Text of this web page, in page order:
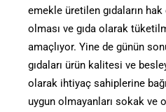
emekle üretilen gıdaların
olması ve gıda olarak
amaçlıyor. Yine de günün
gıdaları ürün kalitesi ve
olarak ihtiyaç sahiplerine
uygun olmayanları sokak ve